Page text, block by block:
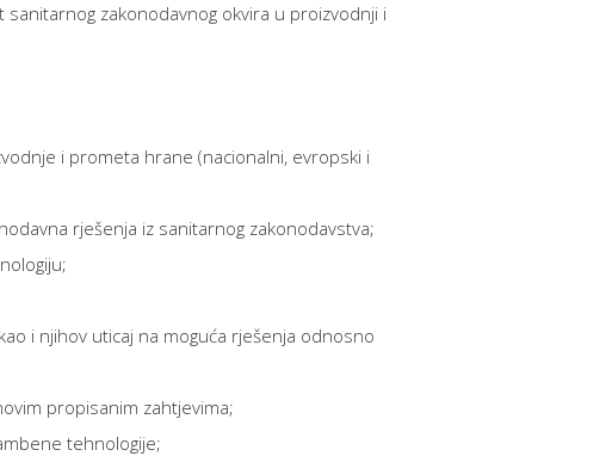
zakonodavnog okvira u proizvodnji i
i prometa hrane (nacionalni, evropski i
rješenja iz sanitarnog zakonodavstva;
i njihov uticaj na moguća rješenja odnosno
propisanim zahtjevima;
tehnologije;